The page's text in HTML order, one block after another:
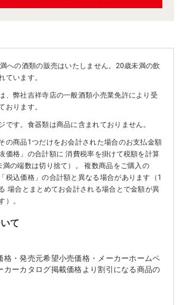
への酒類の販売はいたしません。20歳未満の飲
ています。
、弊社吉祥寺店の一般酒類小売業免許により受
おります。
です。食器類は商品に含まれておりません。
の商品1つだけをお会計された場合のお支払金額
価格」の合計額に 消費税率を掛けて税額を計算
満の端数は切り捨て）。 複数商品をご購入の
税込価格」の合計額と異なる場合があります（1
場合とまとめてお会計される場合とで金額が異
）。
て
格・発売元希望小売価格・メーカーホームペ
カーカタログ掲載価格より割引になる商品の